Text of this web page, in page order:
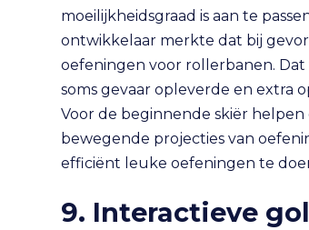
moeilijkheidsgraad is aan te
ontwikkelaar merkte dat bij
oefeningen voor rollerbanen.
soms gevaar opleverde en extra
Voor de beginnende skiër
bewegende projecties van
efficiënt leuke oefeningen te
9. Interactieve